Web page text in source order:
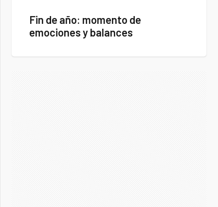
Fin de año: momento de
emociones y balances